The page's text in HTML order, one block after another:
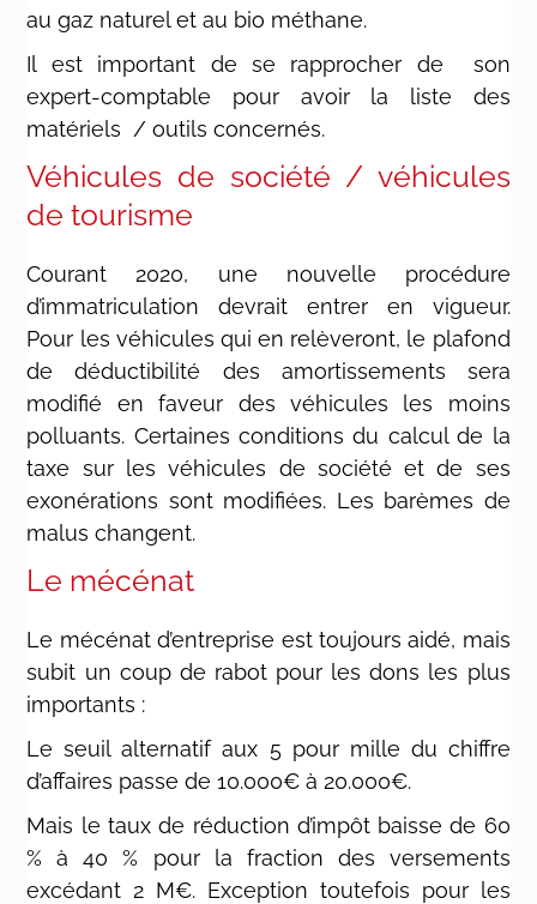
au gaz naturel et au bio méthane.
Il est important de se rapprocher de son
expert-comptable pour avoir la liste des
matériels / outils concernés.
Véhicules de société / véhicules
de tourisme
Courant 2020, une nouvelle procédure
d’immatriculation devrait entrer en vigueur.
Pour les véhicules qui en relèveront, le plafond
de déductibilité des amortissements sera
modifié en faveur des véhicules les moins
polluants. Certaines conditions du calcul de la
taxe sur les véhicules de société et de ses
exonérations sont modifiées. Les barèmes de
malus changent.
Le mécénat
Le mécénat d’entreprise est toujours aidé, mais
subit un coup de rabot pour les dons les plus
importants :
Le seuil alternatif aux 5 pour mille du chiffre
d’affaires passe de 10.000€ à 20.000€.
Mais le taux de réduction d’impôt baisse de 60
% à 40 % pour la fraction des versements
excédant 2 M€. Exception toutefois pour les